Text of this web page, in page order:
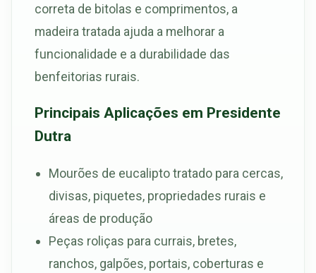
correta de bitolas e comprimentos, a
madeira tratada ajuda a melhorar a
funcionalidade e a durabilidade das
benfeitorias rurais.
Principais Aplicações em Presidente
Dutra
Mourões de eucalipto tratado para cercas,
divisas, piquetes, propriedades rurais e
áreas de produção
Peças roliças para currais, bretes,
ranchos, galpões, portais, coberturas e